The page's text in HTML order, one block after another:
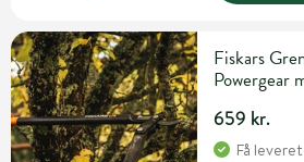
Fiskars
Powergear
659 kr.
Få leveret